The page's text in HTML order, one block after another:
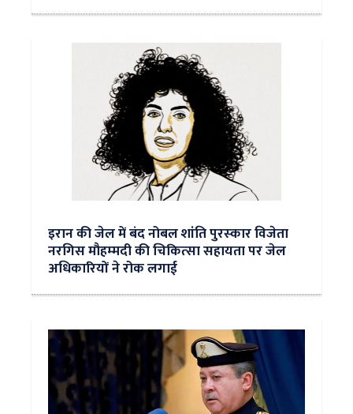
इरान की जेल में बंद नोबल शांति पुरस्‍कार विजेता
नरगिस मौहम्‍मदी की चिकित्‍सा सहायता पर जेल
अधिकारियों ने रोक लगाई